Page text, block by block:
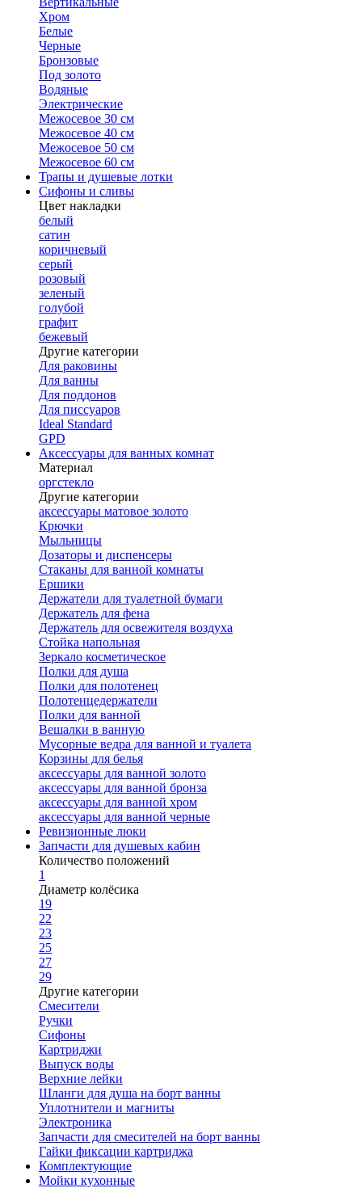
Хром
Белые
Черные
Бронзовые
Под золото
Водяные
Электрические
Межосевое 30 см
Межосевое 40 см
Межосевое 50 см
Межосевое 60 см
Трапы и душевые лотки
Сифоны и сливы
Цвет накладки
белый
сатин
коричневый
серый
розовый
зеленый
голубой
графит
бежевый
Другие категории
Для раковины
Для ванны
Для поддонов
Для писсуаров
Ideal Standard
GPD
Аксессуары для ванных комнат
Материал
оргстекло
Другие категории
аксессуары матовое золото
Крючки
Мыльницы
Дозаторы и диспенсеры
Стаканы для ванной комнаты
Ершики
Держатели для туалетной бумаги
Держатель для фена
Держатель для освежителя воздуха
Стойка напольная
Зеркало косметическое
Полки для душа
Полки для полотенец
Полотенцедержатели
Полки для ванной
Вешалки в ванную
Мусорные ведра для ванной и туалета
Корзины для белья
аксессуары для ванной золото
аксессуары для ванной бронза
аксессуары для ванной хром
аксессуары для ванной черные
Ревизионные люки
Запчасти для душевых кабин
Количество положений
1
Диаметр колёсика
19
22
23
25
27
29
Другие категории
Смесители
Ручки
Сифоны
Картриджи
Выпуск воды
Верхние лейки
Шланги для душа на борт ванны
Уплотнители и магниты
Электроника
Запчасти для смесителей на борт ванны
Гайки фиксации картриджа
Комплектующие
Мойки кухонные